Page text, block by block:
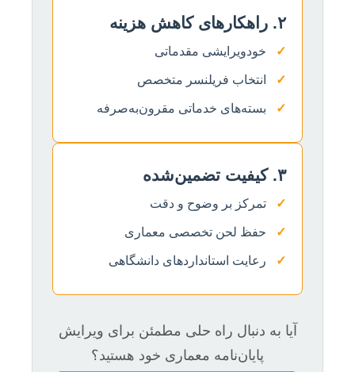
۲. راهکارهای کاهش هزینه
✓ خودویرایشی مقدماتی
✓ انتخاب فریلنسر متخصص
✓ بسته‌های خدماتی مقرون‌به‌صرفه
۳. کیفیت تضمین‌شده
✓ تمرکز بر وضوح و دقت
✓ حفظ لحن تخصصی معماری
✓ رعایت استانداردهای دانشگاهی
آیا به دنبال راه حلی مطمئن برای ویرایش
پایان‌نامه معماری خود هستید؟